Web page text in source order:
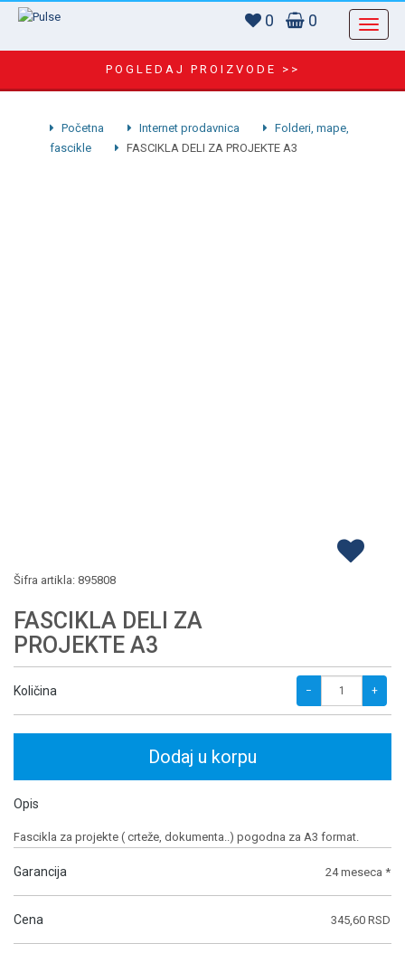
0 0
POGLEDAJ PROIZVODE >>
Početna Internet prodavnica
Folderi, mape,
fascikle
FASCIKLA DELI ZA PROJEKTE A3
Šifra artikla: 895808
FASCIKLA DELI ZA
PROJEKTE A3
Količina − +
Dodaj u korpu
Opis
Fascikla za projekte ( crteže, dokumenta..) pogodna za A3 format.
Garancija 24 meseca *
Cena 345,60 RSD